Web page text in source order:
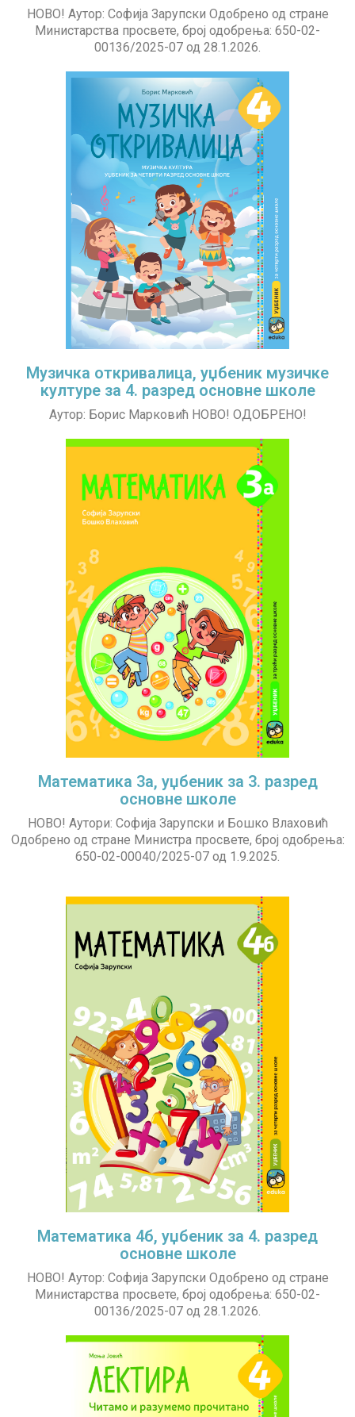
НОВО! Аутор: Софија Зарупски Одобрено од стране
Министарства просвете, број одобрења: 650-02-
00136/2025-07 од 28.1.2026.
Музичка откривалица, уџбеник музичке
културе за 4. разред основне школе
Аутор: Борис Марковић НОВО! ОДОБРЕНО!
Математика 3а, уџбеник за 3. разред
основне школе
НОВО! Аутори: Софија Зарупски и Бошко Влаховић
Одобрено од стране Министра просвете, број одобрења:
650-02-00040/2025-07 од 1.9.2025.
Математика 4б, уџбеник за 4. разред
основне школе
НОВО! Аутор: Софија Зарупски Одобрено од стране
Министарства просвете, број одобрења: 650-02-
00136/2025-07 од 28.1.2026.